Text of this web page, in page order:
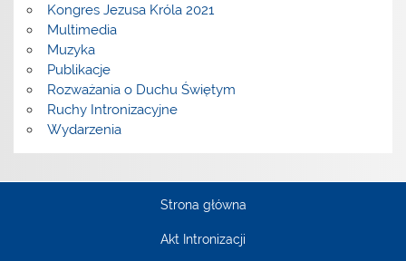
Kongres Jezusa Króla 2021
Multimedia
Muzyka
Publikacje
Rozważania o Duchu Świętym
Ruchy Intronizacyjne
Wydarzenia
Strona główna
Akt Intronizacji